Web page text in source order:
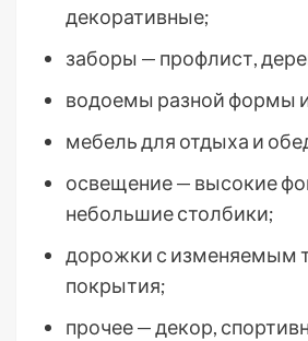
декоративные;
заборы — профлист,
водоемы разной формы
мебель для отдыха и
освещение — высокие
небольшие столбики;
дорожки с изменяемым
покрытия;
прочее — декор,